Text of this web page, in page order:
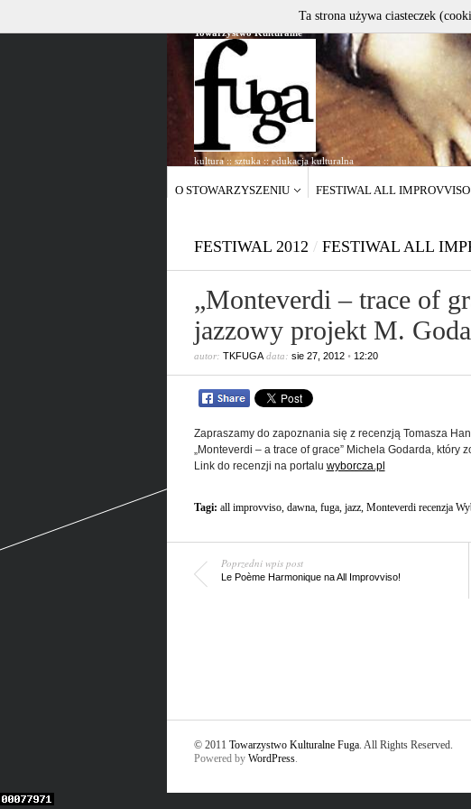
Towarzystwo Kulturalne
kultura :: sztuka :: edukacja kulturalna
O STOWARZYSZENIU FESTIWAL ALL IMPROVVISO
FESTIWAL 2012 / FESTIWAL ALL
„Monteverdi – trace of
jazzowy projekt M.
autor: TKFUGAdata: sie 27, 2012• 12:20
Zapraszamy do zapoznania się z recenzją Tomasza
„Monteverdi – a trace of grace”Michela Godarda, który
Link do recenzji na portalu wyborcza.pl
Tagi: all improvviso, dawna, fuga, jazz, Monteverdi recenzja
Poprzedni wpis post
Le Poème Harmonique na All Improvviso!
© 2011 Towarzystwo Kulturalne Fuga. All Rights Reserved.
Powered by WordPress.
Ta strona używa ciasteczek